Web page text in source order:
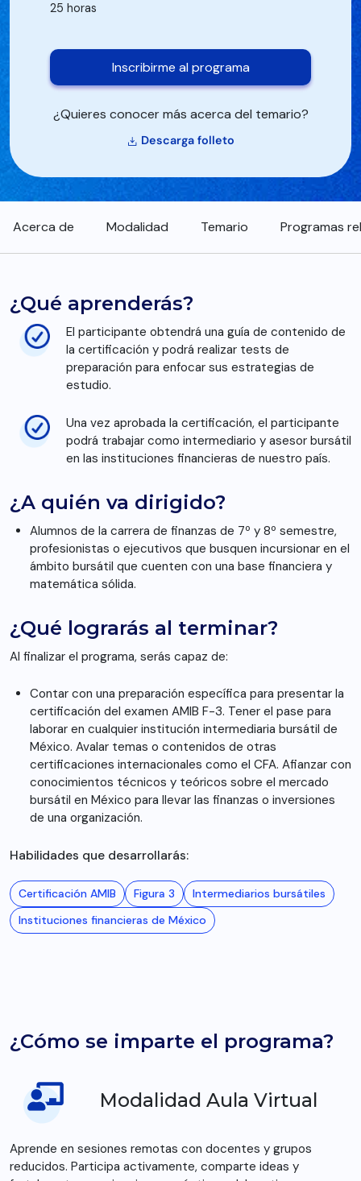
25 horas
Inscribirme al programa
¿Quieres conocer más acerca del temario?
Descarga folleto
Acerca de Modalidad Temario Programas
¿Qué aprenderás?
El participante obtendrá una guía de contenido de
la certificación y podrá realizar tests de
preparación para enfocar sus estrategias de
estudio.
Una vez aprobada la certificación, el participante
podrá trabajar como intermediario y asesor bursátil
en las instituciones financieras de nuestro país.
¿A quién va dirigido?
Alumnos de la carrera de finanzas de 7º y 8º semestre,
profesionistas o ejecutivos que busquen incursionar en el
ámbito bursátil que cuenten con una base financiera y
matemática sólida.
¿Qué lograrás al terminar?
Al finalizar el programa, serás capaz de:
Contar con una preparación específica para presentar la
certificación del examen AMIB F-3. Tener el pase para
laborar en cualquier institución intermediaria bursátil de
México. Avalar temas o contenidos de otras
certificaciones internacionales como el CFA. Afianzar con
conocimientos técnicos y teóricos sobre el mercado
bursátil en México para llevar las finanzas o inversiones
de una organización.
Habilidades que desarrollarás:
Certificación AMIB Figura 3
Intermediarios bursátiles
Instituciones financieras de México
¿Cómo se imparte el programa?
Modalidad Aula Virtual
Aprende en sesiones remotas con docentes y grupos
reducidos. Participa activamente, comparte ideas y